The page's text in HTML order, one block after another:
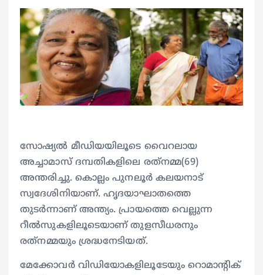
സോഷ്യല്‍ മീഡിയയിലൂടെ വൈറലായ
അച്ചാമാസ് ദമ്പതികളിലെ രത്‌നമ്മ(69)
അന്തരിച്ചു. കൊല്ലം പുനലൂര്‍ കലയനാട്
സ്വദേശിനിയാണ്. ഹൃദയാഘാതത്തെ
തുടര്‍ന്നാണ് അന്ത്യം. പ്രായത്തെ വെല്ലുന്ന
റീല്‍സുകളിലൂടെയാണ് തുളസീധരനും
രത്‌നമ്മയും ശ്രദ്ധനേടിയത്.
മേക്കോവര്‍ വിഡിയോകളിലൂടേയും റൊമാന്റിക്